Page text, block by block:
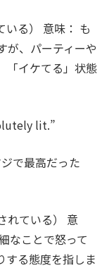
る） 意味： も
が、パーティーや
「イケてる」状態
lit.”
で最高だった
ている）
意
なことで怒って
する態度を指しま